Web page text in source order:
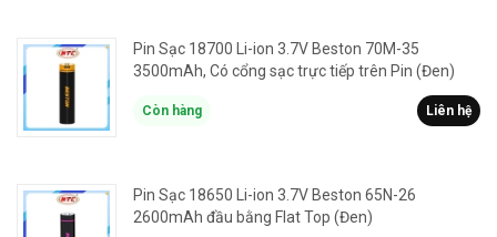
Pin Sạc 18700 Li-ion 3.7V Beston 70M-35
3500mAh, Có cổng sạc trực tiếp trên Pin (Đen)
Còn hàng Liên hệ
Pin Sạc 18650 Li-ion 3.7V Beston 65N-26
2600mAh đầu bằng Flat Top (Đen)